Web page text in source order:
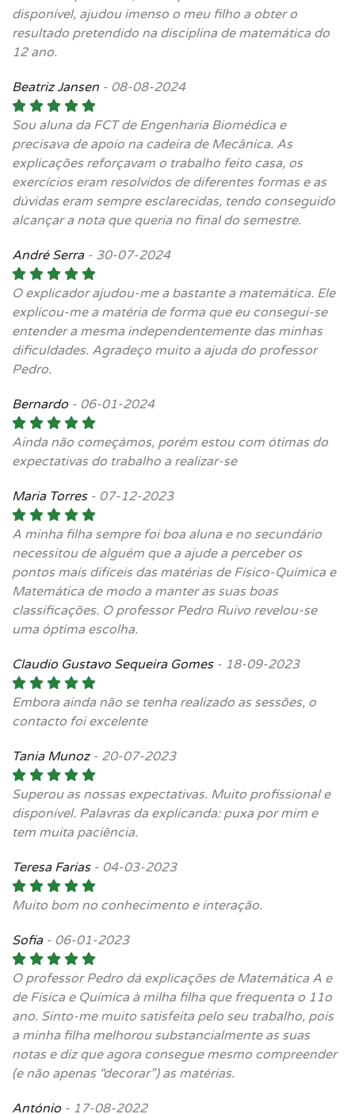
disponível, ajudou imenso o meu filho a obter o
resultado pretendido na disciplina de matemática do
12 ano.
Beatriz Jansen - 08-08-2024
Sou aluna da FCT de Engenharia Biomédica e
precisava de apoio na cadeira de Mecânica. As
explicações reforçavam o trabalho feito casa, os
exercícios eram resolvidos de diferentes formas e as
dúvidas eram sempre esclarecidas, tendo conseguido
alcançar a nota que queria no final do semestre.
André Serra- 30-07-2024
O explicador ajudou-me a bastante a matemática. Ele
explicou-me a matéria de forma que eu consegui-se
entender a mesma independentemente das minhas
dificuldades. Agradeço muito a ajuda do professor
Pedro.
Bernardo - 06-01-2024
Ainda não começámos, porém estou com ótimas do
expectativas do trabalho a realizar-se
Maria Torres- 07-12-2023
A minha filha sempre foi boa aluna e no secundário
necessitou de alguém que a ajude a perceber os
pontos mais difíceis das matérias de Físico-Química e
Matemática de modo a manter as suas boas
classificações. O professor Pedro Ruivo revelou-se
uma óptima escolha.
Claudio Gustavo Sequeira Gomes- 18-09-2023
Embora ainda não se tenha realizado as sessões, o
contacto foi excelente
Tania Munoz- 20-07-2023
Superou as nossas expectativas. Muito profissional e
disponível. Palavras da explicanda: puxa por mim e
tem muita paciência.
Teresa Farias- 04-03-2023
Muito bom no conhecimento e interação.
Sofia- 06-01-2023
O professor Pedro dá explicações de Matemática A e
de Física e Química à milha filha que frequenta o 11o
ano. Sinto-me muito satisfeita pelo seu trabalho, pois
a minha filha melhorou substancialmente as suas
notas e diz que agora consegue mesmo compreender
(e não apenas “decorar”) as matérias.
António - 17-08-2022